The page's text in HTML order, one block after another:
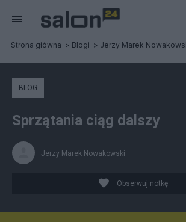
Strona główna Blogi Jerzy Marek
BLOG
Sprzątania ciąg dalszy
Jerzy Marek Nowakowski
Obserwuj notkę